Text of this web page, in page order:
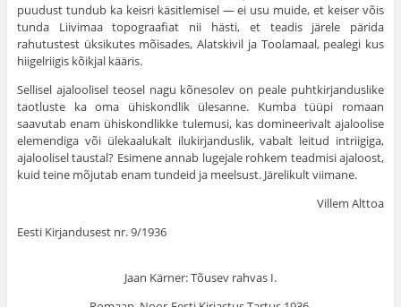
puudust tundub ka keisri käsitlemisel — ei usu muide, et keiser võis
tunda Liivimaa topograafiat nii hästi, et teadis järele pärida
rahutustest üksikutes mõisades, Alatskivil ja Toolamaal, pealegi kus
hiigelriigis kõikjal kääris.
Sellisel ajaloolisel teosel nagu kõnesolev on peale puhtkirjanduslike
taotluste ka oma ühiskondlik ülesanne. Kumba tüüpi romaan
saavutab enam ühiskondlikke tulemusi, kas domineerivalt ajaloolise
elemendiga või ülekaalukalt ilukirjanduslik, vabalt leitud intriigiga,
ajaloolisel taustal? Esimene annab lugejale rohkem teadmisi ajaloost,
kuid teine mõjutab enam tundeid ja meelsust. Järelikult viimane.
Villem Alttoa
Eesti Kirjandusest nr. 9/1936
Jaan Kärner: Tõusev rahvas I.